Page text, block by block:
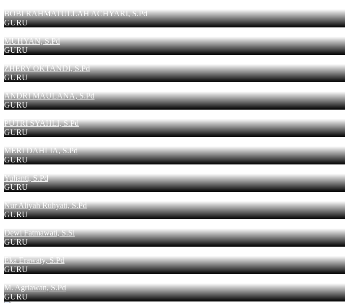
BOBI RAHMATULLAH ACHYARI, S.Pd
GURU
MUHYAN, S.Pd
GURU
ZHERY OKTANDI, S.Pd
GURU
ANDRI MAULANA, S.Pd
GURU
PUTRI SYAHLI, S.Pd
GURU
MERI DAHLIA, S.Pd
GURU
Yulianti, S.Pd
GURU
Nur Aliyah Ruhyati, S.Pd
GURU
Dewi Fatmawati, S.Si
GURU
Eka Erawaty, S.Pd
GURU
M. Agriawan, S.Pd
GURU